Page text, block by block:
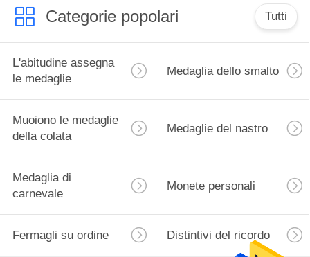
Categorie popolari Tutti
L'abitudine assegna
le medaglie
Medaglia dello smalto
Muoiono le medaglie
della colata
Medaglie del nastro
Medaglia di
carnevale
Monete personali
Fermagli su ordine Distintivi del ricordo